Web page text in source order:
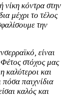
νίκη κόντρα στην
μέχρι το τέλος
την
είναι
στόχος μας
καλύτεροι και
πόσα παιχνίδια
καλός και